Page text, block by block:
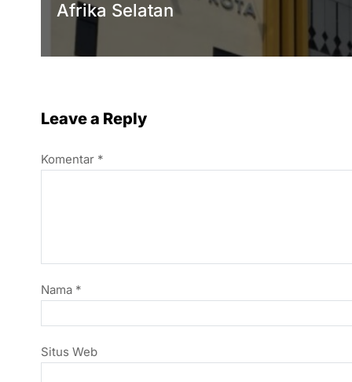
Afrika Selatan
Leave a Reply
Komentar *
Nama *
Situs Web